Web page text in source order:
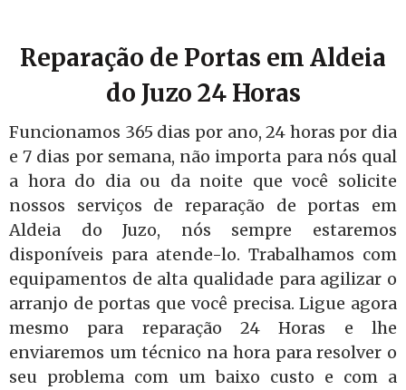
Reparação de Portas em Aldeia
do Juzo 24 Horas
Funcionamos 365 dias por ano, 24 horas por dia
e 7 dias por semana, não importa para nós qual
a hora do dia ou da noite que você solicite
nossos serviços de reparação de portas em
Aldeia do Juzo, nós sempre estaremos
disponíveis para atende-lo. Trabalhamos com
equipamentos de alta qualidade para agilizar o
arranjo de portas que você precisa. Ligue agora
mesmo para reparação 24 Horas e lhe
enviaremos um técnico na hora para resolver o
seu problema com um baixo custo e com a